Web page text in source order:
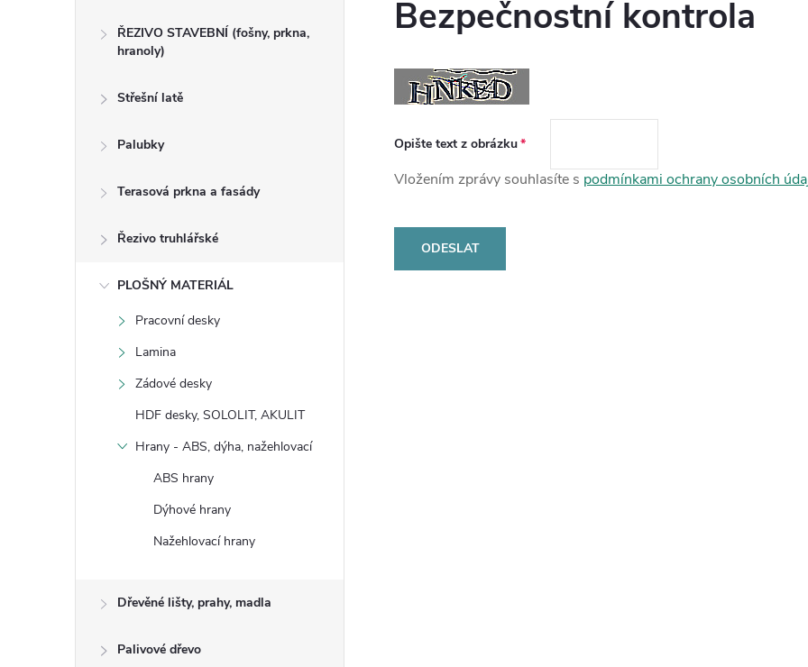
ŘEZIVO STAVEBNÍ (fošny, prkna,
hranoly)
Střešní latě
Palubky
Terasová prkna a fasády
Řezivo truhlářské
PLOŠNÝ MATERIÁL
Pracovní desky
Lamina
Zádové desky
HDF desky, SOLOLIT, AKULIT
Hrany - ABS, dýha, nažehlovací
ABS hrany
Dýhové hrany
Nažehlovací hrany
Dřevěné lišty, prahy, madla
Palivové dřevo
Bezpečnostní kontrola
Opište text z obrázku
Vložením zprávy souhlasíte s podmínkami ochrany osobních
ODESLAT